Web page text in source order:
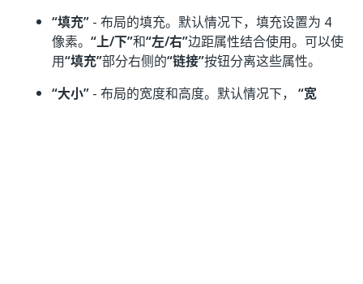
“填充” - 布局的填充。默认情况下，填充设置为 4
像素。 “上/下”和“左/右”边距属性结合使用。可以使
用“填充”部分右侧的“链接”按钮分离这些属性。
“大小” - 布局的宽度和高度。默认情况下， “宽